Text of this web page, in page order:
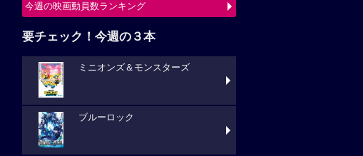
今週の映画動員数ランキング
要チェック！今週の３本
ミニオンズ＆モンスターズ
ブルーロック